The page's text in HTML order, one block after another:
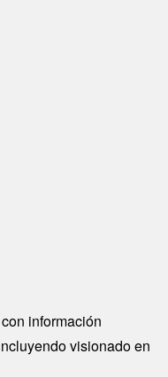
información
visionado en